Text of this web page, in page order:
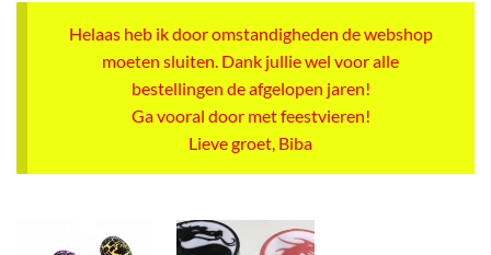
Helaas heb ik door omstandigheden de webshop
moeten sluiten. Dank jullie wel voor alle
bestellingen de afgelopen jaren!
Ga vooral door met feestvieren!
Lieve groet, Biba